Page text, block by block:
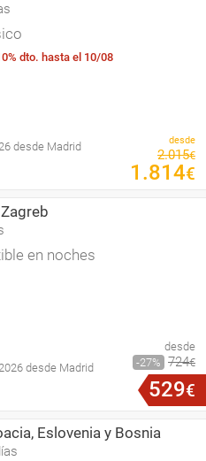
dto. hasta el 10/08
desde Madrid desde
2.015€
1 .814€
en noches
desde Madrid
desde
27
724€
529€
Eslovenia y Bosnia